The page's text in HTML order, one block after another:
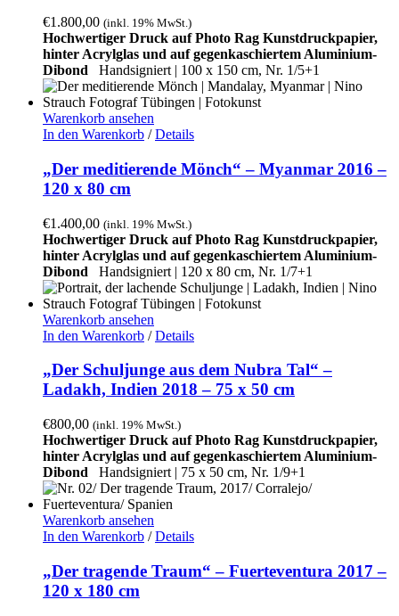
€1.800,00 (inkl. 19% MwSt.)
Hochwertiger Druck auf Photo Rag Kunstdruckpapier,
hinter Acrylglas und auf gegenkaschiertem Aluminium-
Dibond
Handsigniert | 100 x 150 cm, Nr. 1/5+1
Warenkorb ansehen
In den Warenkorb / Details
„Der meditierende Mönch“ – Myanmar 2016 –
120 x 80 cm
€1.400,00 (inkl. 19% MwSt.)
Hochwertiger Druck auf Photo Rag Kunstdruckpapier,
hinter Acrylglas und auf gegenkaschiertem Aluminium-
Dibond Handsigniert | 120 x 80 cm, Nr. 1/7+1
Warenkorb ansehen
In den Warenkorb / Details
„Der Schuljunge aus dem Nubra Tal“ –
Ladakh, Indien 2018 – 75 x 50 cm
€800,00 (inkl. 19% MwSt.)
Hochwertiger Druck auf Photo Rag Kunstdruckpapier,
hinter Acrylglas und auf gegenkaschiertem Aluminium-
Dibond Handsigniert | 75 x 50 cm, Nr. 1/9+1
Warenkorb ansehen
In den Warenkorb / Details
„Der tragende Traum“ – Fuerteventura 2017 –
120 x 180 cm